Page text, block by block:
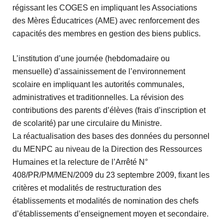
régissant les COGES en impliquant les Associations
des Mères Éducatrices (AME) avec renforcement des
capacités des membres en gestion des biens publics.
L’institution d’une journée (hebdomadaire ou
mensuelle) d’assainissement de l’environnement
scolaire en impliquant les autorités communales,
administratives et traditionnelles. La révision des
contributions des parents d’élèves (frais d’inscription et
de scolarité) par une circulaire du Ministre.
La réactualisation des bases des données du personnel
du MENPC au niveau de la Direction des Ressources
Humaines et la relecture de l’Arrêté N°
408/PR/PM/MEN/2009 du 23 septembre 2009, fixant les
critères et modalités de restructuration des
établissements et modalités de nomination des chefs
d’établissements d’enseignement moyen et secondaire.